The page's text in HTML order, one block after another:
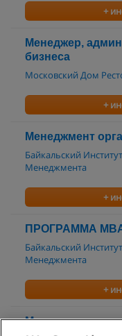
+
Менеджер,
бизнеса
Московский Дом
+
Менеджмент
Байкальский
Менеджмента
+
ПРОГРАММА
Байкальский
Менеджмента
+
Менеджмент